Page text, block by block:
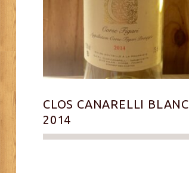
CLOS CANARELLI BLANC
2014